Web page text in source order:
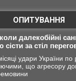
ОПИТУВАННЯ
далекобійні
за стіл
удари України по
що агресору